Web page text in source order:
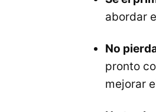
abordar
No
pronto
mejorar